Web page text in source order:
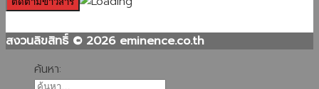
สงวนลิขสิทธิ์ © 2026 eminence.co.th
ค้นหา: